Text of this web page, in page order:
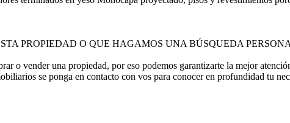
PROPIEDAD O QUE HAGAMOS UNA BÚSQUEDA
o vender una propiedad, por eso podemos garantizarte la mejor
se ponga en contacto con vos para conocer en profundidad tu